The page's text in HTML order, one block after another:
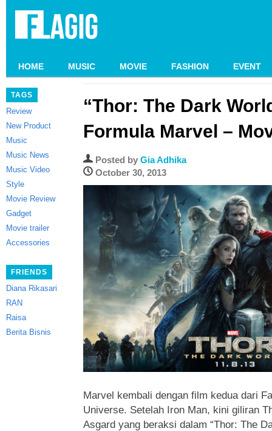
HOME MUSIC MOVIE FASHION EVENT
TAGS
Review
New Product
Music
Music News
Music Video
Style
Movie Review
Gadget
Movie trailer
Accessories
FRIENDS
Diana Rikasari
RAN
Raisa
Berita Bisnis
“Thor: The Dark
Formula Marvel –
Posted by Gia Adhika
October 30, 2013
Marvel kembali dengan film kedua dari
Universe. Setelah Iron Man, kini giliran
Asgard yang beraksi dalam “Thor: The